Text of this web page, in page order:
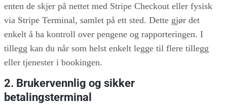
enten de skjer på nettet med Stripe Checkout eller fysisk
via Stripe Terminal, samlet på ett sted. Dette gjør det
enkelt å ha kontroll over pengene og rapporteringen. I
tillegg kan du når som helst enkelt legge til flere tillegg
eller tjenester i bookingen.
2. Brukervennlig og sikker
betalingsterminal